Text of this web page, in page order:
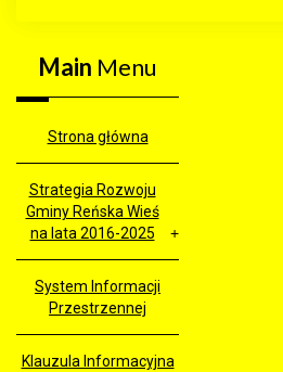
Main Menu
Strona główna
Strategia Rozwoju
Gminy Reńska Wieś
na lata 2016-2025
System Informacji
Przestrzennej
Klauzula Informacyjna